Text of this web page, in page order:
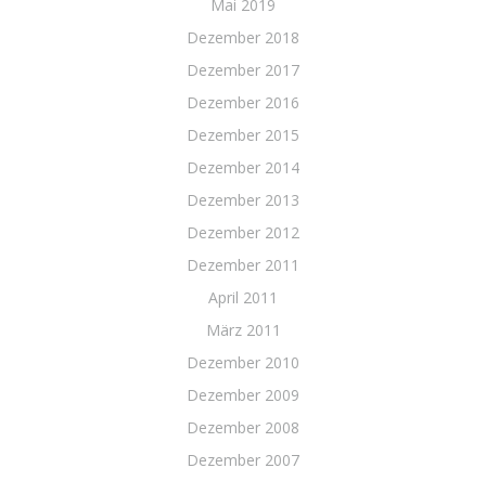
Mai 2019
Dezember 2018
Dezember 2017
Dezember 2016
Dezember 2015
Dezember 2014
Dezember 2013
Dezember 2012
Dezember 2011
April 2011
März 2011
Dezember 2010
Dezember 2009
Dezember 2008
Dezember 2007